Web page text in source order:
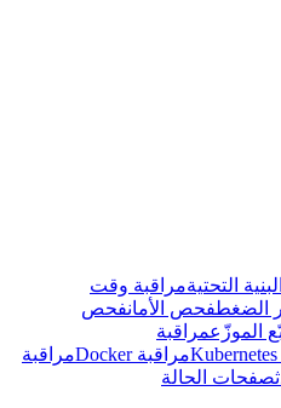
التحتيةمراقبة وقت
الضغطفحص الأمانفحص
الموزّعمراقبة
مراقبة Docker
مراقبة
صفحات الحالة